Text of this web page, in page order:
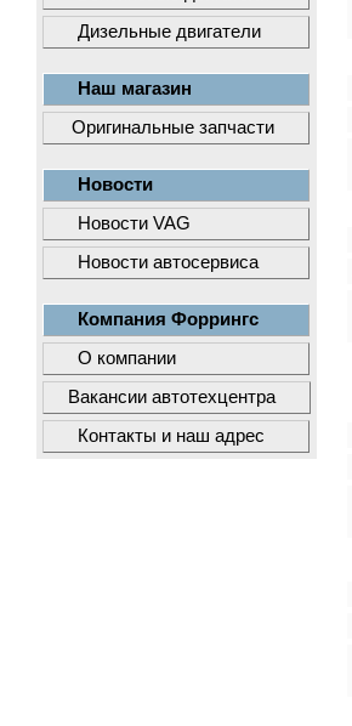
Дизельные двигатели
Наш магазин
Оригинальные запчасти
Новости
Новости VAG
Новости автосервиса
Компания Форрингс
О компании
Вакансии автотехцентра
Контакты и наш адрес